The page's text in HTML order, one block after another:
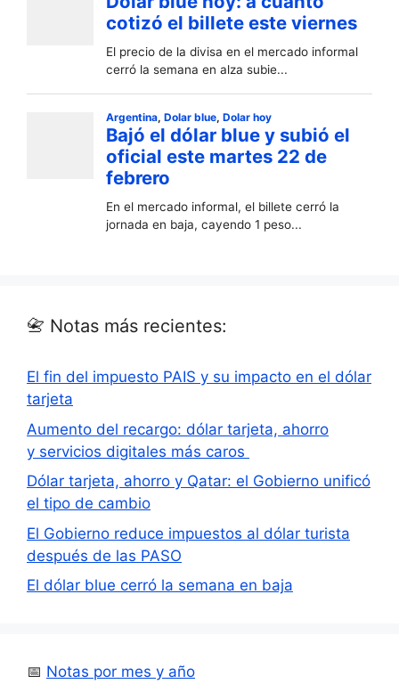
📇 Notas más recientes:
El fin del impuesto PAIS y su impacto en el dólar
tarjeta
Aumento del recargo: dólar tarjeta, ahorro
y servicios digitales más caros
Dólar tarjeta, ahorro y Qatar: el Gobierno unificó
el tipo de cambio
El Gobierno reduce impuestos al dólar turista
después de las PASO
El dólar blue cerró la semana en baja
📅 Notas por mes y año